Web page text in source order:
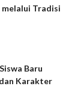
Tradisi
Baru
Karakter